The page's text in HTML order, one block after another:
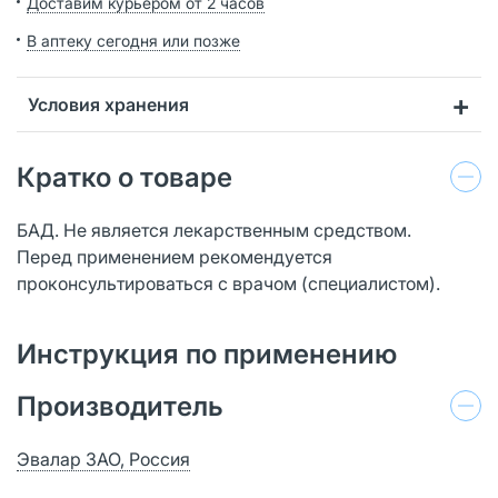
В аптеку сегодня или позже
Условия хранения
Кратко о товаре
БАД. Не является лекарственным средством.
Перед применением рекомендуется
проконсультироваться с врачом (специалистом).
Инструкция по применению
Производитель
Эвалар ЗАО, Россия